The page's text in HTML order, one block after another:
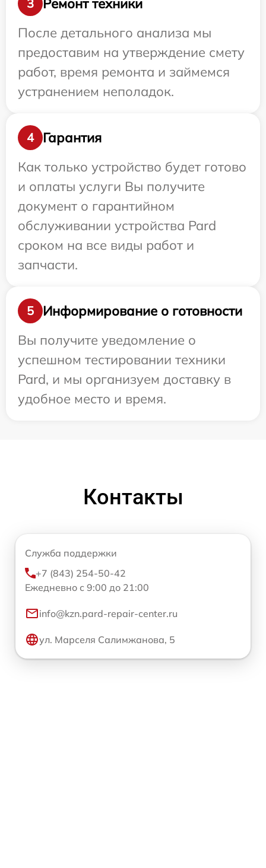
3
Ремонт техники
После детального анализа мы
предоставим на утверждение смету
работ, время ремонта и займемся
устранением неполадок.
4
Гарантия
Как только устройство будет готово
и оплаты услуги Вы получите
документ о гарантийном
обслуживании устройства Pard
сроком на все виды работ и
запчасти.
5
Информирование о готовности
Вы получите уведомление о
успешном тестировании техники
Pard, и мы организуем доставку в
удобное место и время.
Контакты
Служба поддержки
+7 (843) 254-50-42
Ежедневно с 9:00 до 21:00
info@kzn.pard-repair-center.ru
ул. Марселя Салимжанова, 5